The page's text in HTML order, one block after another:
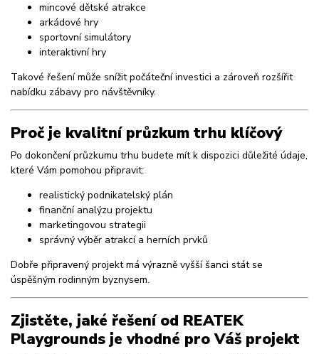
mincové dětské atrakce
arkádové hry
sportovní simulátory
interaktivní hry
Takové řešení může snížit počáteční investici a zároveň rozšířit
nabídku zábavy pro návštěvníky.
Proč je kvalitní průzkum trhu klíčový
Po dokončení průzkumu trhu budete mít k dispozici důležité údaje,
které Vám pomohou připravit:
realistický podnikatelský plán
finanční analýzu projektu
marketingovou strategii
správný výběr atrakcí a herních prvků
Dobře připravený projekt má výrazně vyšší šanci stát se
úspěšným rodinným byznysem.
Zjistěte, jaké řešení od REATEK
Playgrounds je vhodné pro Váš projekt